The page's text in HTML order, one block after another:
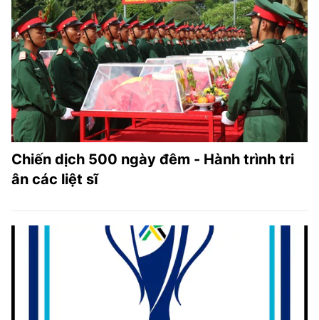
Chiến dịch 500 ngày đêm - Hành trình tri
ân các liệt sĩ